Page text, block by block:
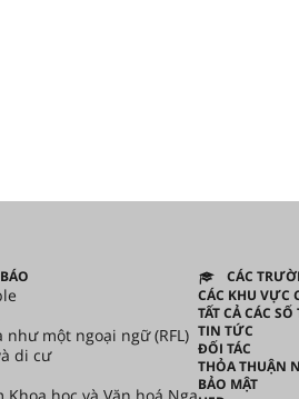
như một ngoại ngữ (RFL)
di cư
CÁC
CÁC KHU VỰC
TẤT CẢ CÁC SỐ
TIN TỨC
ĐỐI TÁC
THỎA THUẬN
BẢO MẬT